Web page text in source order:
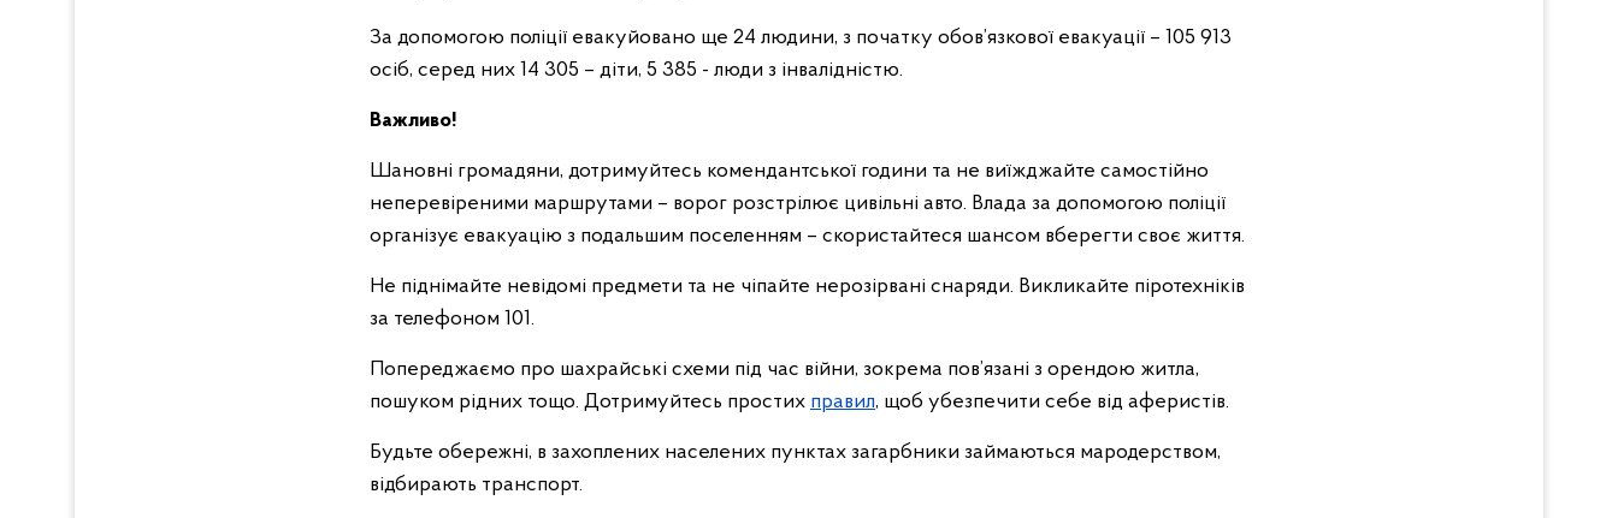
За допомогою поліції евакуйовано ще 24 людини, з початку обов’язкової евакуації – 105 913
осіб, серед них 14 305 – діти, 5 385 - люди з інвалідністю.
Важливо!
Шановні громадяни, дотримуйтесь комендантської години та не виїжджайте самостійно
неперевіреними маршрутами – ворог розстрілює цивільні авто. Влада за допомогою поліції
організує евакуацію з подальшим поселенням – скористайтеся шансом вберегти своє життя.
Не піднімайте невідомі предмети та не чіпайте нерозірвані снаряди. Викликайте піротехніків
за телефоном 101.
Попереджаємо про шахрайські схеми під час війни, зокрема пов’язані з орендою житла,
пошуком рідних тощо. Дотримуйтесь простих правил, щоб убезпечити себе від аферистів.
Будьте обережні, в захоплених населених пунктах загарбники займаються мародерством,
відбирають транспорт.